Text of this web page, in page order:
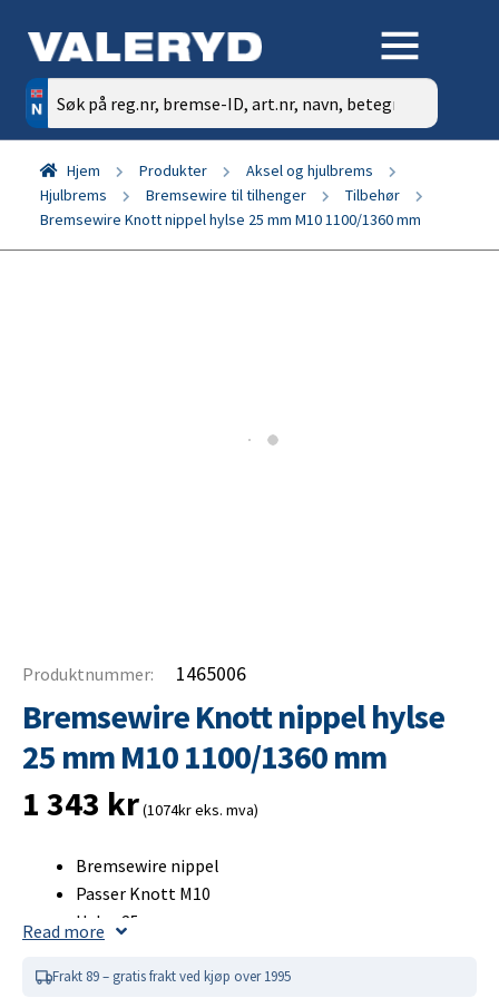
Søk
etter:
Hjem Produkter
Aksel og hjulbrems
Hjulbrems
Bremsewire til tilhenger
Tilbehør
Bremsewire Knott nippel hylse 25 mm M10 1100/1360 mm
Produktnummer: 1465006
Bremsewire Knott nippel hylse
25 mm M10 1100/1360 mm
1 343 kr(1074kr eks. mva)
Bremsewire nippel
Passer Knott M10
Hylse 25 mm
Hver bremsewire er strekkprøvd
Read more
Frakt 89 – gratis frakt ved kjøp over 1995